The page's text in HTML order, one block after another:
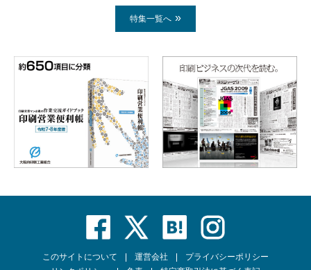
特集一覧へ
このサイトについて 運営会社
プライバシーポリシー